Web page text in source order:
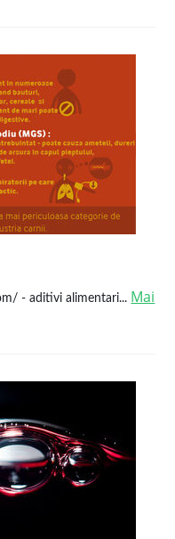
- aditivi alimentari... Mai